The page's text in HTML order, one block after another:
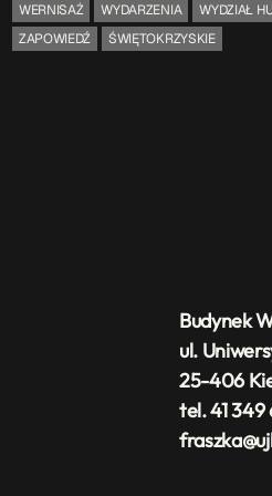
WERNISAŻ
WYDARZENIA
WYDZIAŁ
ZAPOWIEDŹ
ŚWIĘTOKRZYSKIE
Budynek
ul.
25-406
tel. 41